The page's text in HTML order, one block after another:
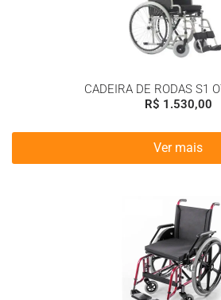
CADEIRA DE RODAS S1
R$ 1.530,00
Ver mais